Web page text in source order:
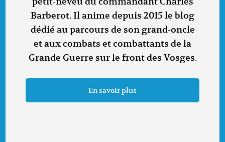
Barberot. Il anime depuis 2015 le blog
dédié au parcours de son grand-oncle
et aux combats et combattants de la
Grande Guerre sur le front des Vosges.
En savoir plus